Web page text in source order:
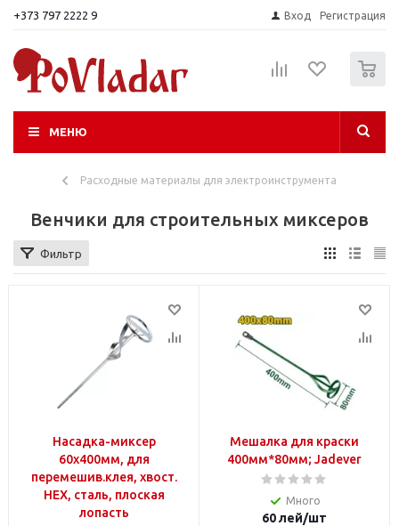
+373 797 2222 9 Вход Регистрация
МЕНЮ
Расходные материалы для электроинструмента
Венчики для строительных миксеров
Фильтр
Насадка-миксер
60х400мм, для
перемешив.клея, хвост.
HEX, сталь, плоская
лопасть
Мешалка для краски
400мм*80мм; Jadever
Много
60лей/шт